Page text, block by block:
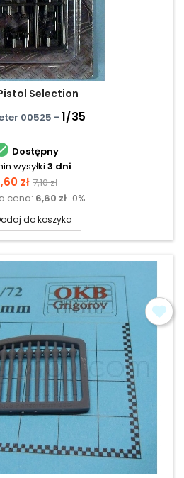
Pistol Selection
00525 - 1/35
Dostępny
wysyłki 3 dni
zł Cena
podstawowa
7,10 zł
cena: 6,60 zł 0%
do koszyka